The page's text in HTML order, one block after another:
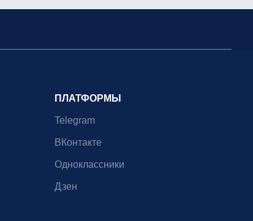
ПЛАТФОРМЫ
Telegram
ВКонтакте
Одноклассники
Дзен